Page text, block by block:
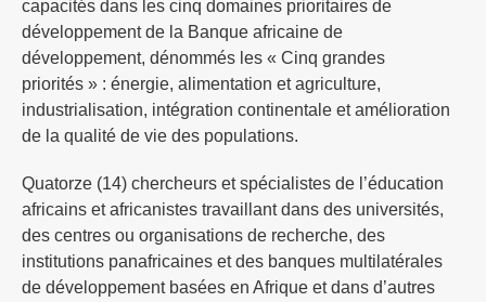
capacités dans les cinq domaines prioritaires de
développement de la Banque africaine de
développement, dénommés les « Cinq grandes
priorités » : énergie, alimentation et agriculture,
industrialisation, intégration continentale et amélioration
de la qualité de vie des populations.
Quatorze (14) chercheurs et spécialistes de l’éducation
africains et africanistes travaillant dans des universités,
des centres ou organisations de recherche, des
institutions panafricaines et des banques multilatérales
de développement basées en Afrique et dans d’autres